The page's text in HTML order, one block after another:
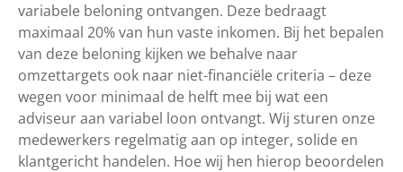
variabele beloning ontvangen. Deze bedraagt
maximaal 20% van hun vaste inkomen. Bij het bepalen
van deze beloning kijken we behalve naar
omzettargets ook naar niet-financiële criteria – deze
wegen voor minimaal de helft mee bij wat een
adviseur aan variabel loon ontvangt. Wij sturen onze
medewerkers regelmatig aan op integer, solide en
klantgericht handelen. Hoe wij hen hierop beoordelen